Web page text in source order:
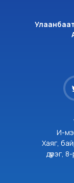
И-
Хаяг,
дүүрэг,